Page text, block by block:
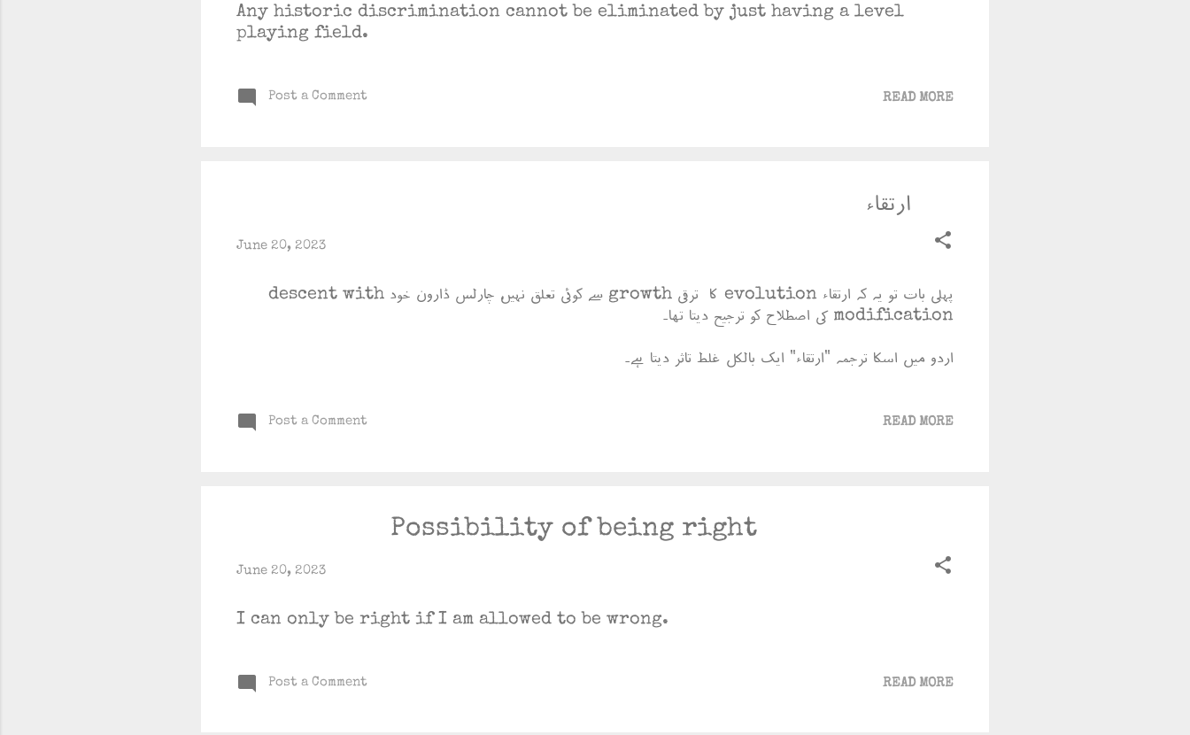
Any historic discrimination cannot be eliminated by just having a level
playing field.
Post a Comment READ MORE
ارتقاء
June 20, 2023
پہلی بات تو یہ کہ ارتقاء evolution کا ترقی growth سے کوئی تعلق نہیں، چارلس ڈارون خود descent with
modification کی اصطلاح کو ترجیح دیتا تھا۔
اردو میں اسکا ترجمہ "ارتقاء" ایک بالکل غلط تاثر دیتا ہے۔
Post a Comment READ MORE
Possibility of being right
June 20, 2023
I can only be right if I am allowed to be wrong.
Post a Comment READ MORE